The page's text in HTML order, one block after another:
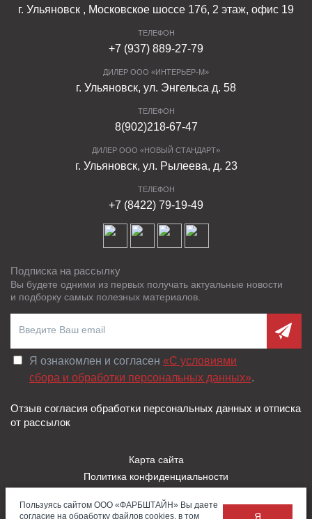
г. Ульяновск , Московское шоссе 17б, 2 этаж, офис 19
ТЕЛЕФОН
+7 (937) 889-27-79
ДИЛЕР ООО «ИНТЕРЬЕР-М»
г. Ульяновск, ул. Энгельса д. 58
ТЕЛЕФОН
8(902)218-67-47
ДИЛЕР ООО «НОВЫЙ СТАНДАРТ»
г. Ульяновск, ул. Рылеева, д. 23
ТЕЛЕФОН
+7 (8422) 79-19-49
Подписка на рассылку
Вы будете одними из первых получать актуальные новости
и подборку самых полезных материалов.
Я ознакомлен и согласен «C условиями
сбора и обработки персональных данных».
Отзыв согласия обработки персональных данных и отписка
от рассылок
Карта сайта
Политика конфиденциальности
Правила использования Cookies
Пользуясь сайтом ООО «ФАРБШТАЙН» Вы даете
согласие на обработку файлов cookies, в том